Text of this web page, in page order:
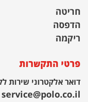
חריטה
הדפסה
ריקמה
פרטי התקשרות
דואר אלקטרוני שירות
service@polo.co.il